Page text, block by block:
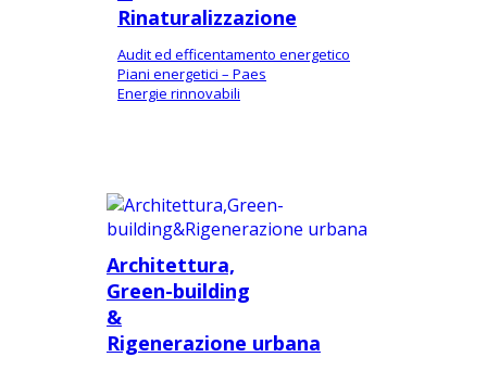
Rinaturalizzazione
Audit ed efficentamento energetico
Piani energetici – Paes
Energie rinnovabili
Architettura,
Green-building
&
Rigenerazione urbana